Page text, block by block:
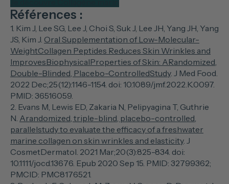
Références :
1. Kim J, Lee SG, Lee J, Choi S, Suk J, Lee JH, Yang JH, Yang
JS, Kim J. Oral Supplementation of Low-Molecular-
WeightCollagen Peptides Reduces Skin Wrinkles and
ImprovesBiophysicalProperties of Skin: ARandomized,
Double-Blinded, Placebo-ControlledStudy. J Med Food.
2022 Dec;25(12):1146-1154. doi: 10.1089/jmf.2022.K.0097.
PMID: 36516059.
2. Evans M, Lewis ED, Zakaria N, Pelipyagina T, Guthrie
N. Arandomized, triple-blind, placebo-controlled,
parallelstudy to evaluate the efficacy of a freshwater
marine collagen on skin wrinkles and elasticity. J
CosmetDermatol. 2021 Mar;20(3):825-834. doi:
10.1111/jocd.13676. Epub 2020 Sep 15. PMID: 32799362;
PMCID: PMC8176521.